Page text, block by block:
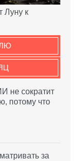
Луну к
не сократит
потому что
за